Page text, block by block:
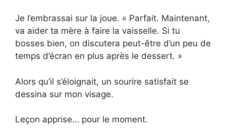
Je l’embrassai sur la joue. « Parfait. Maintenant,
va aider ta mère à faire la vaisselle. Si tu
bosses bien, on discutera peut-être d’un peu de
temps d’écran en plus après le dessert. »
Alors qu’il s’éloignait, un sourire satisfait se
dessina sur mon visage.
Leçon apprise… pour le moment.